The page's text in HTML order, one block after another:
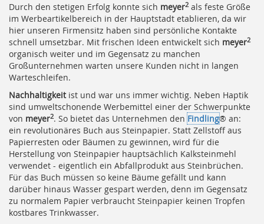
Durch den stetigen Erfolg konnte sich meyer2als feste Größe
im Werbeartikelbereich in der Hauptstadt etablieren, da wir
hier unseren Firmensitz haben sind persönliche Kontakte
schnell umsetzbar. Mit frischen Ideen entwickelt sich meyer2
organisch weiter und im Gegensatz zu manchen
Großunternehmen warten unsere Kunden nicht in langen
Warteschleifen.
Nachhaltigkeitist und war uns immer wichtig. Neben Haptik
sind umweltschonende Werbemittel einer der Schwerpunkte
von meyer2. So bietet das Unternehmen denFindling® an:
ein revolutionäres Buch aus Steinpapier. Statt Zellstoff aus
Papierresten oder Bäumen zu gewinnen, wird für die
Herstellung von Steinpapier hauptsächlich Kalksteinmehl
verwendet - eigentlich ein Abfallprodukt aus Steinbrüchen.
Für das Buch müssen so keine Bäume gefällt und kann
darüber hinaus Wasser gespart werden, denn im Gegensatz
zu normalem Papier verbraucht Steinpapier keinen Tropfen
kostbares Trinkwasser.